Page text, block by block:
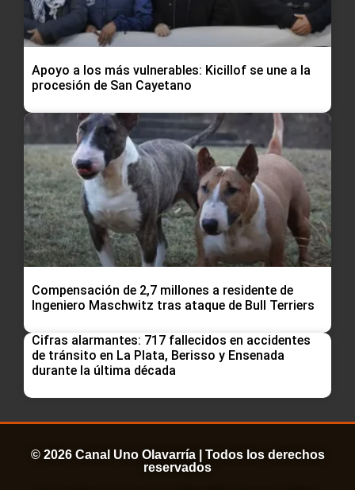
Apoyo a los más vulnerables: Kicillof se une a la
procesión de San Cayetano
Compensación de 2,7 millones a residente de
Ingeniero Maschwitz tras ataque de Bull Terriers
Cifras alarmantes: 717 fallecidos en accidentes
de tránsito en La Plata, Berisso y Ensenada
durante la última década
© 2026 Canal Uno Olavarría | Todos los derechos
reservados